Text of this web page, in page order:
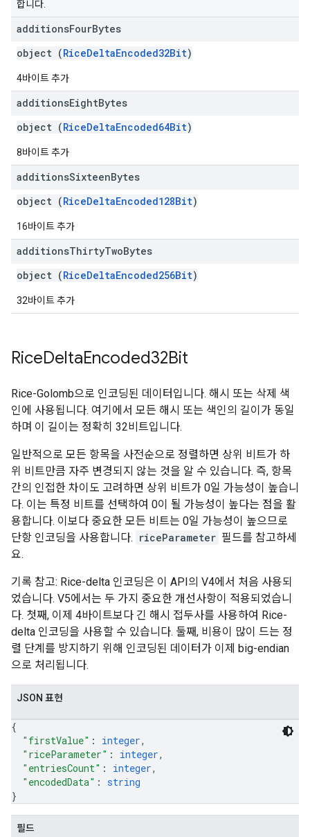
합니다.
additionsFourBytes
object (RiceDeltaEncoded32Bit)
4바이트 추가
additionsEightBytes
object (RiceDeltaEncoded64Bit)
8바이트 추가
additionsSixteenBytes
object (RiceDeltaEncoded128Bit)
16바이트 추가
additionsThirtyTwoBytes
object (RiceDeltaEncoded256Bit)
32바이트 추가
RiceDeltaEncoded32Bit
Rice-Golomb으로 인코딩된 데이터입니다. 해시 또는 삭제 색
인에 사용됩니다. 여기에서 모든 해시 또는 색인의 길이가 동일
하며 이 길이는 정확히 32비트입니다.
일반적으로 모든 항목을 사전순으로 정렬하면 상위 비트가 하
위 비트만큼 자주 변경되지 않는 것을 알 수 있습니다. 즉, 항목
간의 인접한 차이도 고려하면 상위 비트가 0일 가능성이 높습니
다. 이는 특정 비트를 선택하여 0이 될 가능성이 높다는 점을 활
용합니다. 이보다 중요한 모든 비트는 0일 가능성이 높으므로
단항 인코딩을 사용합니다. riceParameter 필드를 참고하세
요.
기록 참고: Rice-delta 인코딩은 이 API의 V4에서 처음 사용되
었습니다. V5에서는 두 가지 중요한 개선사항이 적용되었습니
다. 첫째, 이제 4바이트보다 긴 해시 접두사를 사용하여 Rice-
delta 인코딩을 사용할 수 있습니다. 둘째, 비용이 많이 드는 정
렬 단계를 방지하기 위해 인코딩된 데이터가 이제 big-endian
으로 처리됩니다.
JSON 표현
{
"firstValue" : integer,
"riceParameter" : integer,
"entriesCount" : integer,
"encodedData" : string
}
필드